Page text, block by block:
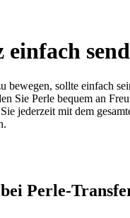
einfach
bewegen, sollte einfach
Sie Perle bequem an
jederzeit mit dem
Perle-